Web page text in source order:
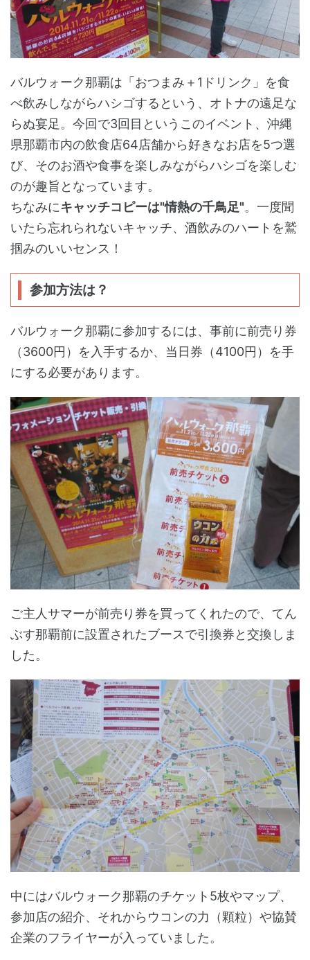
バルウォーク那覇は「おつまみ＋1ドリンク」を食
べ飲みしながらハシゴするという、オトナの遠足な
らぬ宴足。今回で3回目というこのイベント、沖縄
県那覇市内の飲食店64店舗から好きなお店を5つ選
び、そのお酒や食事を楽しみながらハシゴを楽しむ
のが趣旨となっています。
ちなみにキャッチコピーは"情熱の千鳥足"。一度聞
いたら忘れられないキャッチ、酒飲みのハートを鷲
掴みのいいセンス！
参加方法は？
バルウォーク那覇に参加するには、事前に前売り券
（3600円）を入手するか、当日券（4100円）を手
にする必要があります。
ご主人サマーが前売り券を買ってくれたので、てん
ぶす那覇前に設置されたブースで引換券と交換しま
した。
中にはバルウォーク那覇のチケット5枚やマップ、
参加店の紹介、それからウコンの力（顆粒）や協賛
企業のフライヤーが入っていました。